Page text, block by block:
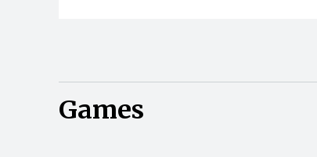
Games